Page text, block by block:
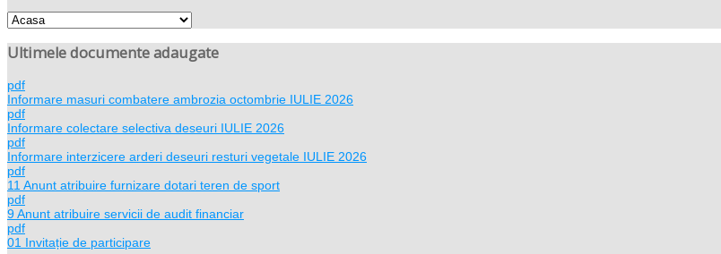
Ultimele documente adaugate
pdf
Informare masuri combatere ambrozia octombrie IULIE 2026
pdf
Informare colectare selectiva deseuri IULIE 2026
pdf
Informare interzicere arderi deseuri resturi vegetale IULIE 2026
pdf
11 Anunt atribuire furnizare dotari teren de sport
pdf
9 Anunt atribuire servicii de audit financiar
pdf
01 Invitație de participare